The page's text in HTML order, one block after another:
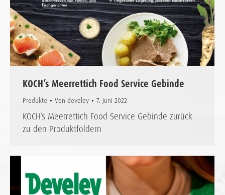
KOCH’s Meerrettich Food Service Gebinde
Produkte Von develey 7. Juni 2022
KOCH’s Meerrettich Food Service Gebinde zurück
zu den Produktfoldern